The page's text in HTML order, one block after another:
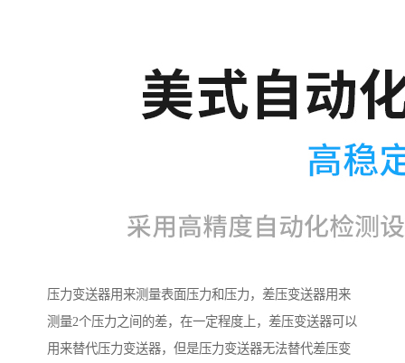
压力变送器用来测量表面压力和压力，差压变送器用来
测量2个压力之间的差，在一定程度上，差压变送器可以
用来替代压力变送器，但是压力变送器无法替代差压变